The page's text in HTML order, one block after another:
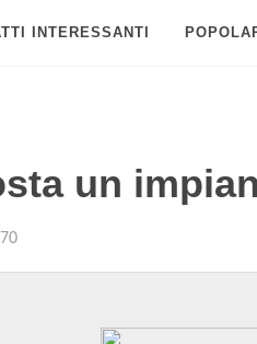
INTERESSANTI
un